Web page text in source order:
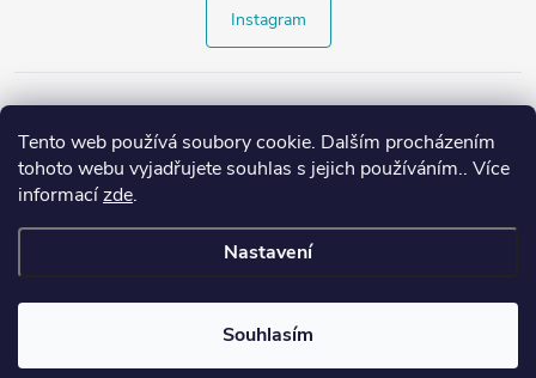
Tento web používá soubory cookie. Dalším procházením
tohoto webu vyjadřujete souhlas s jejich používáním.. Více
informacízde.
Nastavení
Souhlasím
Instagram
Copyright 2026Style4.cz. Všechna práva vyhrazena.